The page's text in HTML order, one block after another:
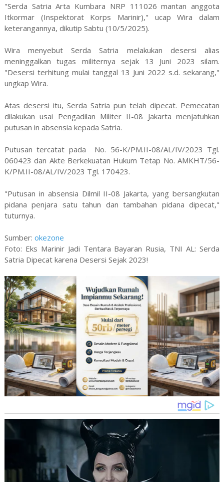
"Serda Satria Arta Kumbara NRP 111026 mantan anggota
Itkormar (Inspektorat Korps Marinir)," ucap Wira dalam
keterangannya, dikutip Sabtu (10/5/2025).
Wira menyebut Serda Satria melakukan desersi alias
meninggalkan tugas militernya sejak 13 Juni 2023 silam.
"Desersi terhitung mulai tanggal 13 Juni 2022 s.d. sekarang,"
ungkap Wira.
Atas desersi itu, Serda Satria pun telah dipecat. Pemecatan
dilakukan usai Pengadilan Militer II-08 Jakarta menjatuhkan
putusan in absensia kepada Satria.
Putusan tercatat pada No. 56-K/PM.II-08/AL/IV/2023 Tgl.
060423 dan Akte Berkekuatan Hukum Tetap No. AMKHT/56-
K/PM.II-08/AL/IV/2023 Tgl. 170423.
"Putusan in absensia Dilmil II-08 Jakarta, yang bersangkutan
pidana penjara satu tahun dan tambahan pidana dipecat,"
tuturnya.
Sumber: okezone
Foto: Eks Marinir Jadi Tentara Bayaran Rusia, TNI AL: Serda
Satria Dipecat karena Desersi Sejak 2023!